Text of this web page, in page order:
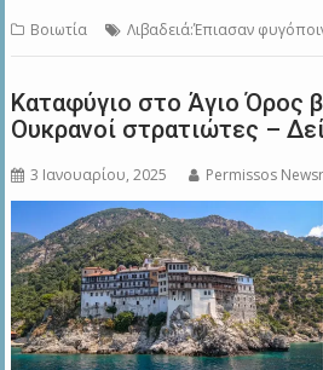
Βοιωτία Λιβαδειά:Έπιασαν
Καταφύγιο στο Άγιο Όρος
Ουκρανοί στρατιώτες –
3 Ιανουαρίου, 2025 Permissos